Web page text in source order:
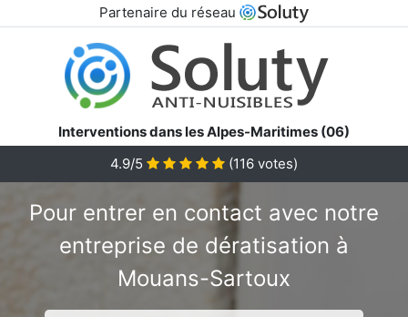
Partenaire du réseau
Interventions dans les Alpes-Maritimes (06)
4.9/5
(116 votes)
Pour entrer en contact avec notre
entreprise de dératisation à
Mouans-Sartoux